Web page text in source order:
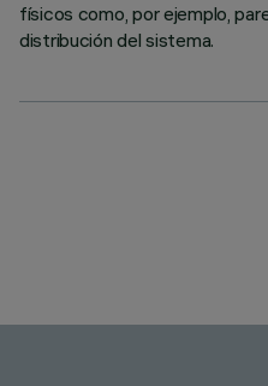
físicos como, por ejemplo,
distribución del sistema.